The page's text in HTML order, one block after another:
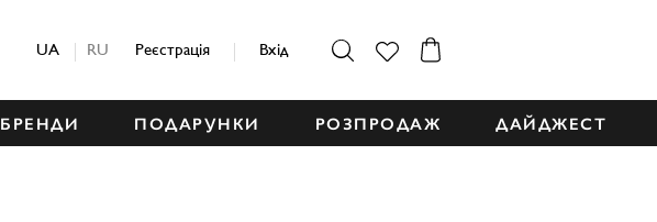
UA RU Реєстрація Вхід
БРЕНДИ ПОДАРУНКИ РОЗПРОДАЖ ДАЙДЖЕСТ